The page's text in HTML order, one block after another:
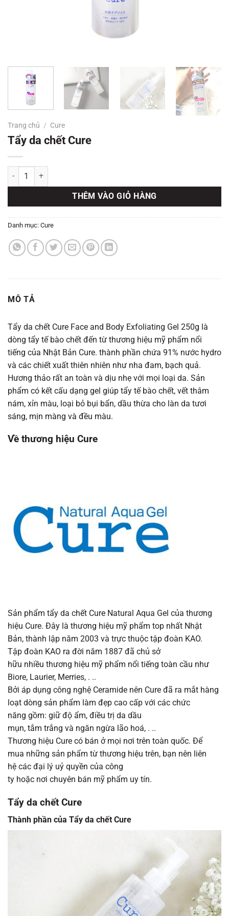
Trang chủ / Cure
Tẩy da chết Cure
Tẩy da chết Cure số lượng
THÊM VÀO GIỎ HÀNG
Danh mục: Cure
MÔ TẢ
Tẩy da chết Cure Face and Body Exfoliating Gel 250g là
dòng tẩy tế bào chết đến từ thương hiệu mỹ phẩm nổi
tiếng của Nhật Bản Cure. thành phần chứa 91% nước hydro
và các chiết xuất thiên nhiên như nha đam, bạch quả.
Hương thảo rất an toàn và dịu nhẹ với mọi loại da. Sản
phẩm có kết cấu dạng gel giúp tẩy tế bào chết, vết thâm
nám, xỉn màu, loại bỏ bụi bẩn, dầu thừa cho làn da tươi
sáng, mịn màng và đều màu.
Về thương hiệu Cure
Sản phẩm tẩy da chết Cure Natural Aqua Gel của thương
hiệu Cure. Đây là thương hiệu mỹ phẩm top nhất Nhật
Bản, thành lập năm 2003 và trực thuộc tập đoàn KAO.
Tập đoàn KAO ra đời năm 1887 đã chủ sở
hữu nhiều thương hiệu mỹ phẩm nổi tiếng toàn cầu như
Biore, Laurier, Merries, . ..
Bởi áp dụng công nghệ Ceramide nên Cure đã ra mắt hàng
loạt dòng sản phẩm làm đẹp cao cấp với các chức
năng gồm: giữ độ ẩm, điều trị da dầu
mụn, tắm trắng và ngăn ngừa lão hoá, . ..
Thương hiệu Cure có bán ở mọi nơi trên toàn quốc. Để
mua những sản phẩm từ thương hiệu trên, bạn nên liên
hệ các đại lý uỷ quyền của công
ty hoặc nơi chuyên bán mỹ phẩm uy tín.
Tẩy da chết Cure
Thành phần của Tẩy da chết Cure